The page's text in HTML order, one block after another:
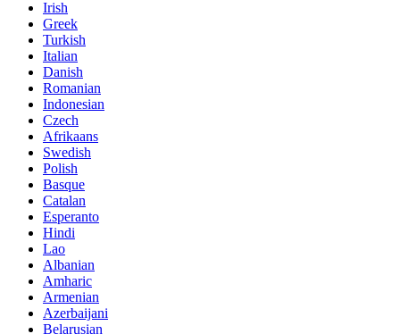
Irish
Greek
Turkish
Italian
Danish
Romanian
Indonesian
Czech
Afrikaans
Swedish
Polish
Basque
Catalan
Esperanto
Hindi
Lao
Albanian
Amharic
Armenian
Azerbaijani
Belarusian